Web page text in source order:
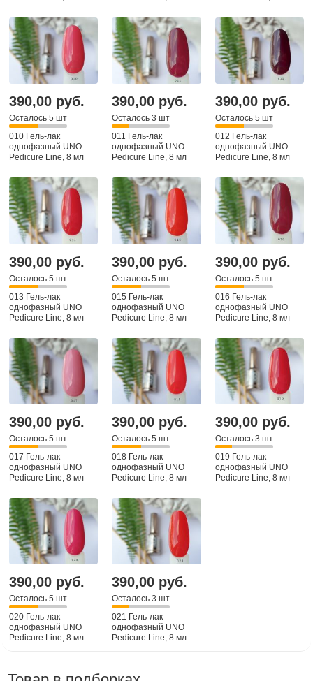
390,00 руб.
Осталось 5 шт
010 Гель-лак
однофазный UNO
Pedicure Line, 8 мл
390,00 руб.
Осталось 3 шт
011 Гель-лак
однофазный UNO
Pedicure Line, 8 мл
390,00 руб.
Осталось 5 шт
012 Гель-лак
однофазный UNO
Pedicure Line, 8 мл
390,00 руб.
Осталось 5 шт
013 Гель-лак
однофазный UNO
Pedicure Line, 8 мл
390,00 руб.
Осталось 5 шт
015 Гель-лак
однофазный UNO
Pedicure Line, 8 мл
390,00 руб.
Осталось 5 шт
016 Гель-лак
однофазный UNO
Pedicure Line, 8 мл
390,00 руб.
Осталось 5 шт
017 Гель-лак
однофазный UNO
Pedicure Line, 8 мл
390,00 руб.
Осталось 5 шт
018 Гель-лак
однофазный UNO
Pedicure Line, 8 мл
390,00 руб.
Осталось 3 шт
019 Гель-лак
однофазный UNO
Pedicure Line, 8 мл
390,00 руб.
Осталось 5 шт
020 Гель-лак
однофазный UNO
Pedicure Line, 8 мл
390,00 руб.
Осталось 3 шт
021 Гель-лак
однофазный UNO
Pedicure Line, 8 мл